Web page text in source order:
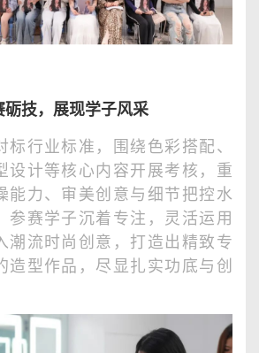
砺技，展现学子风采
行业标准，围绕色彩搭配、
设计等核心内容开展考核，重
能力、审美创意与细节把控水
参赛学子沉着专注，灵活运用
潮流时尚创意，打造出精致专
造型作品，尽显扎实功底与创